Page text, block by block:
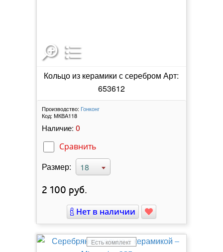
Кольцо из керамики с серебром Арт:
653612
Производство: Гонконг
Код: МКВА118
Наличие: 0
Сравнить
Размер: 18
2 100 руб.
Нет в наличии
Есть комплект